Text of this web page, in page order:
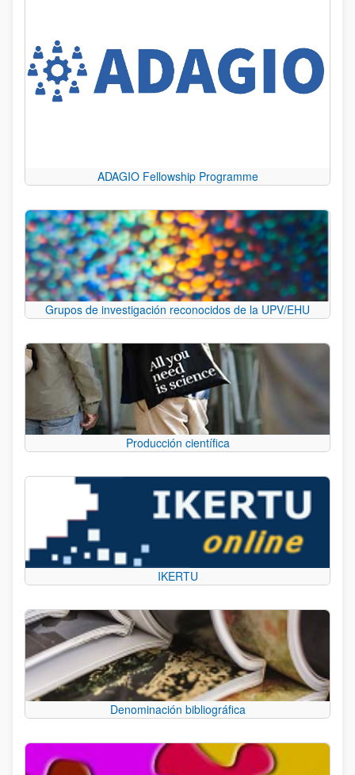
ADAGIO Fellowship Programme
Grupos de investigación reconocidos de la UPV/EHU
Producción científica
IKERTU
Denominación bibliográfica